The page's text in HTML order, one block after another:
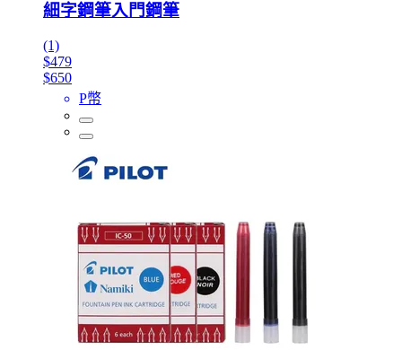
細字鋼筆入門鋼筆
(1)
$479
$650
P幣